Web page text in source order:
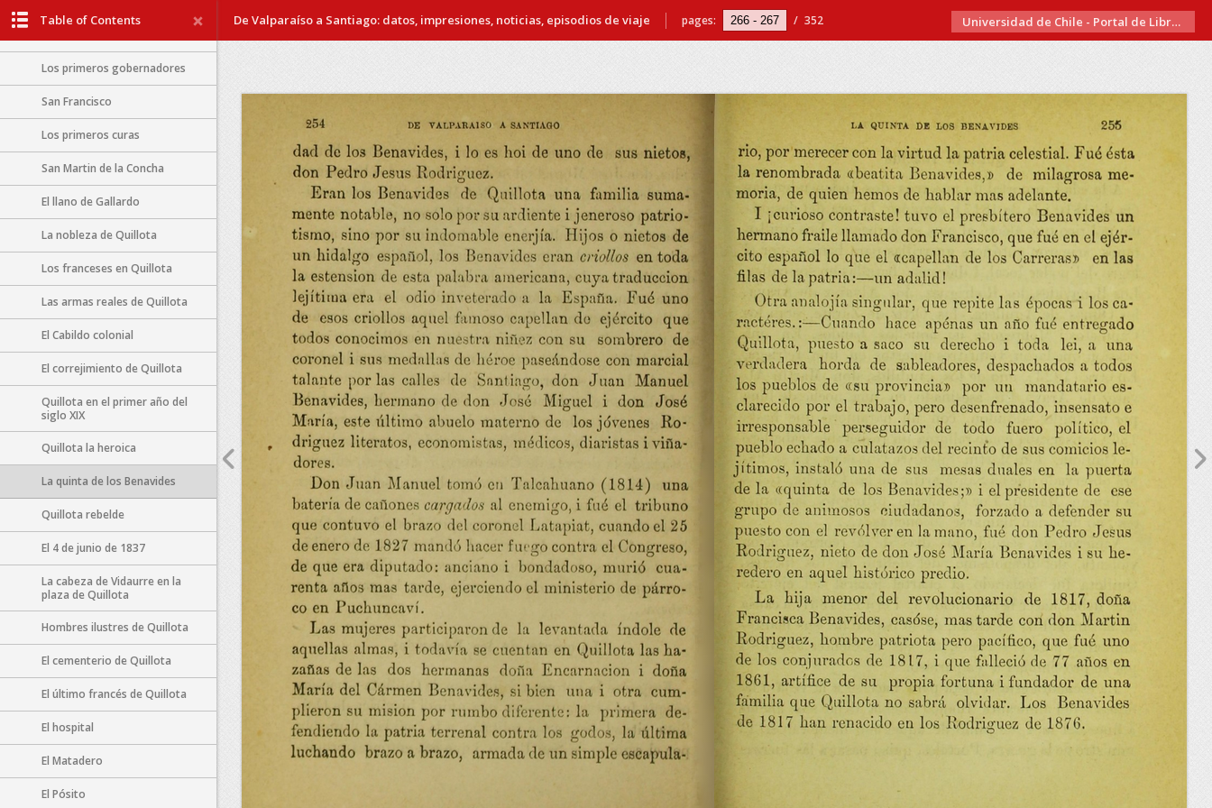
De Valparaíso a Santiago: datos, impresiones, noticias, episodios de viaje pages: / 352 Universidad de Chile - Portal de Libros Electrónicos
Table of Contents
Los primeros gobernadores
San Francisco
Los primeros curas
San Martin de la Concha
El llano de Gallardo
La nobleza de Quillota
Los franceses en Quillota
Las armas reales de Quillota
El Cabildo colonial
El correjimiento de Quillota
Quillota en el primer año del
siglo XIX
Quillota la heroica
La quinta de los Benavides
Quillota rebelde
El 4 de junio de 1837
La cabeza de Vidaurre en la
plaza de Quillota
Hombres ilustres de Quillota
El cementerio de Quillota
El último francés de Quillota
El hospital
El Matadero
El Pósito